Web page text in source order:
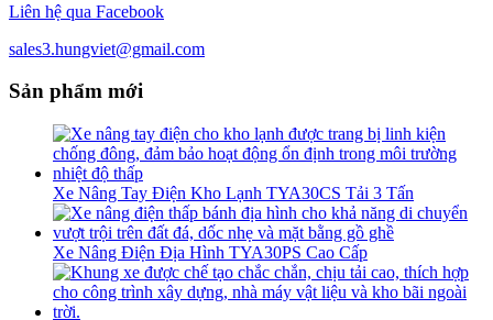
Liên hệ qua Facebook
sales3.hungviet@gmail.com
Sản phẩm mới
Xe Nâng Tay Điện Kho Lạnh TYA30CS Tải 3 Tấn
Xe Nâng Điện Địa Hình TYA30PS Cao Cấp